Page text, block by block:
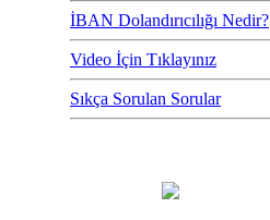
İBAN Dolandırıcılığı Nedir?
Video İçin Tıklayınız
Sıkça Sorulan Sorular